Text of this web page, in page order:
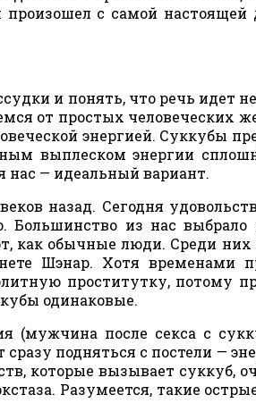
произошел с самой настоящей
и понять, что речь идет
от простых человеческих
энергией. Суккубы
выплеском энергии
нас — идеальный вариант.
назад. Сегодня
Большинство из нас выбрало
как обычные люди. Среди них
Шэнар. Хотя временами
проститутку, потому
одинаковые.
(мужчина после секса с
подняться с постели —
которые вызывает суккуб,
Разумеется, такие